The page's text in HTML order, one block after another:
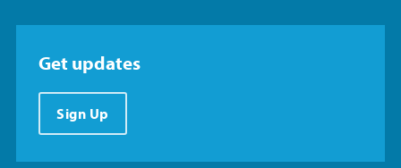
Get updates
Sign Up